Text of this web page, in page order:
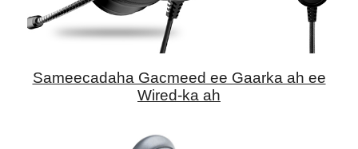
Sameecadaha Gacmeed ee Gaarka ah ee
Wired-ka ah